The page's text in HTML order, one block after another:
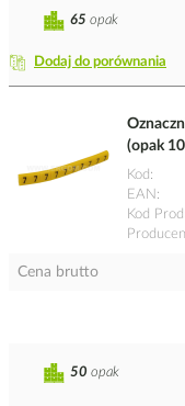
Dodaj do porównania
65 opak
(opak
Kod
EAN
Kod
Cena brutto
50 opak